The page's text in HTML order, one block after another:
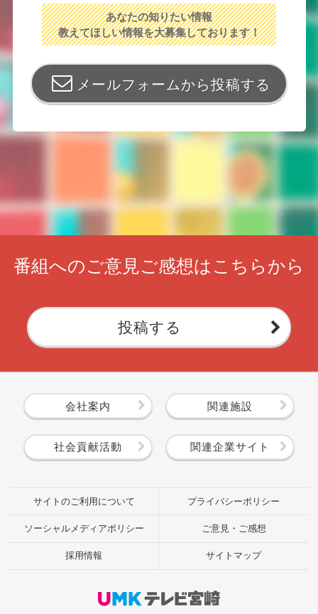
あなたの知りたい情報
教えてほしい情報を大募集しております！
メールフォームから投稿する
番組へのご意見ご感想はこちらから
投稿する
会社案内 関連施設
社会貢献活動 関連企業サイト
サイトのご利用について プライバシーポリシー
ソーシャルメディアポリシー ご意見・ご感想
採用情報 サイトマップ